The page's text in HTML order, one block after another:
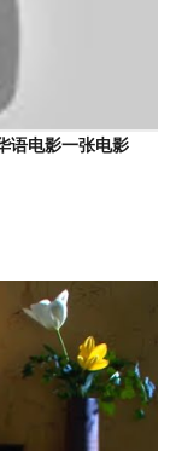
语电影一张电影